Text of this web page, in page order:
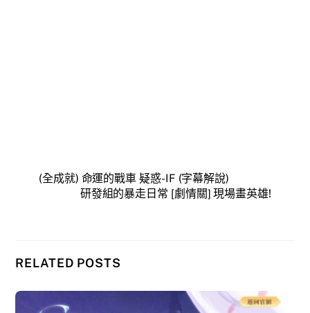
(全成就) 命運的戰車 疑惑-IF (字幕解說)
研發組的暴走日常 [劇情關] 現場畫英雄!
RELATED POSTS